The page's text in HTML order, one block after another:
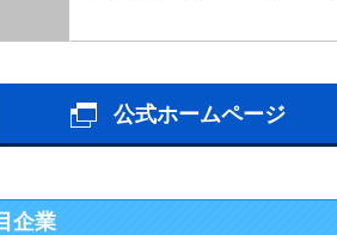
公式ホームページ
企業